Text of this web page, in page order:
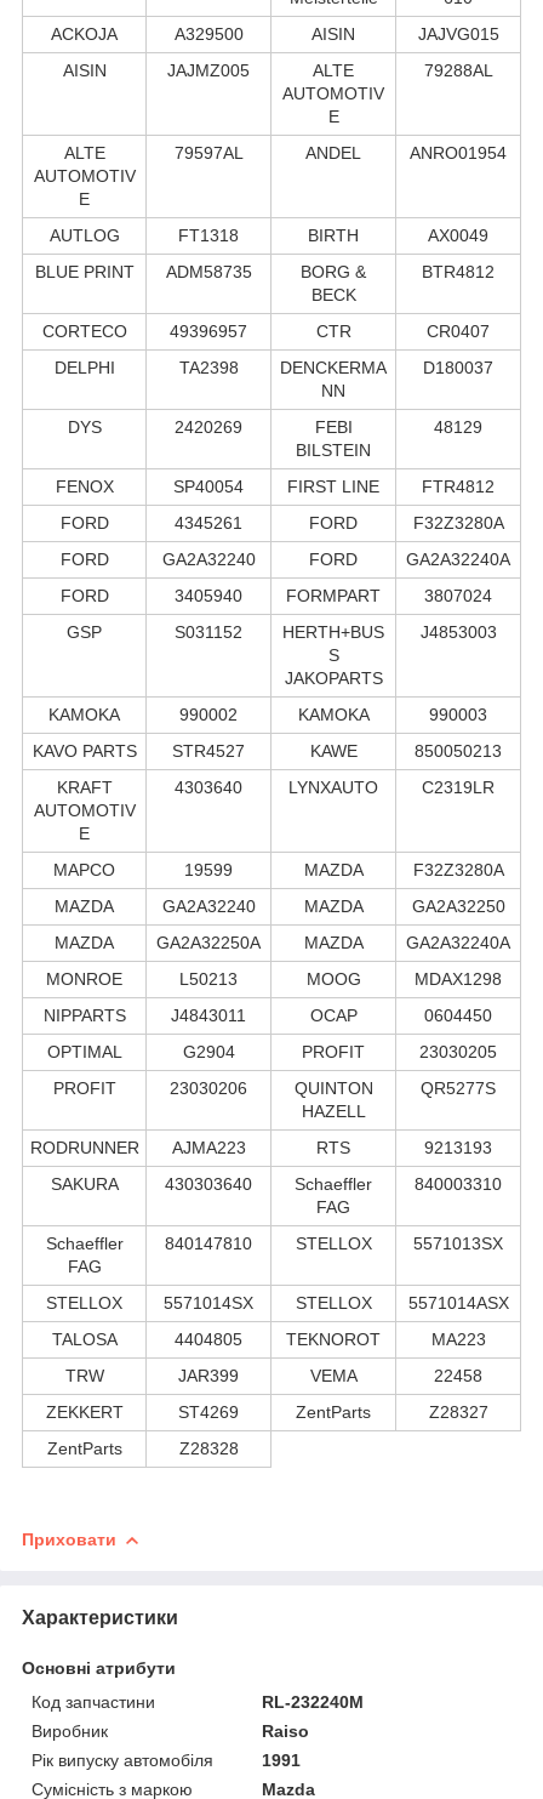
ACKOJA
A329500 AISIN
JAJVG015
AISIN
JAJMZ005
ALTE
AUTOMOTIV
E
79288AL
ALTE
AUTOMOTIV
E
79597AL ANDEL ANRO01954
AUTLOG FT1318 BIRTH
AX0049
BLUE PRINT
ADM58735
BORG &
BECK
BTR4812
CORTECO 49396957 CTR
CR0407
DELPHI
TA2398
DENCKERMA
NN
D180037
DYS 2420269
FEBI
BILSTEIN
48129
FENOX SP40054 FIRST LINE
FTR4812
FORD
4345261 FORD
F32Z3280A
FORD
GA2A32240 FORD
GA2A32240A
FORD
3405940 FORMPART
3807024
GSP
S031152
HERTH+BUS
S
JAKOPARTS
J4853003
KAMOKA 990002 KAMOKA
990003
KAVO PARTS
STR4527 KAWE
850050213
KRAFT
AUTOMOTIV
E
4303640 LYNXAUTO C2319LR
MAPCO 19599 MAZDA
F32Z3280A
MAZDA
GA2A32240 MAZDA
GA2A32250
MAZDA
GA2A32250A MAZDA
GA2A32240A
MONROE
L50213 MOOG
MDAX1298
NIPPARTS
J4843011 OCAP
0604450
OPTIMAL
G2904 PROFIT
23030205
PROFIT
23030206
QUINTON
HAZELL
QR5277S
RODRUNNER AJMA223 RTS
9213193
SAKURA
430303640
Schaeffler
FAG
840003310
Schaeffler
FAG
840147810 STELLOX 5571013SX
STELLOX 5571014SX STELLOX
5571014ASX
TALOSA
4404805 TEKNOROT
MA223
TRW
JAR399 VEMA
22458
ZEKKERT
ST4269 ZentParts
Z28327
ZentParts
Z28328
Приховати
Характеристики
Основні атрибути
Код запчастини
RL-232240M
Виробник
Raiso
Рік випуску автомобіля
1991
Сумісність з маркою
Mazda